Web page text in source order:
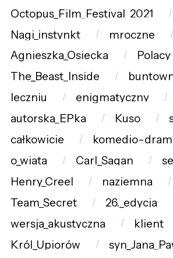
Octopus_Film_Festival_2021
Nagi_instynkt
mroczne
Agnieszka_Osiecka
Polacy
The_Beast_Inside
leczniu
enigmatyczny
autorska_EPka
Kuso
całkowicie
komedio-
o_wiata
Carl_Sagan
Henry_Creel
naziemna
Team_Secret
26._edycja
wersja_akustyczna
klient
Król_Upiorów